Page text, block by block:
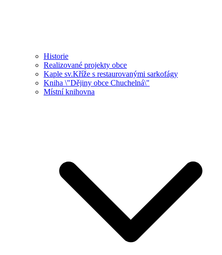
Historie
Realizované projekty obce
Kaple sv.Kříže s restaurovanými sarkofágy
Kniha \"Dějiny obce Chuchelná\"
Místní knihovna